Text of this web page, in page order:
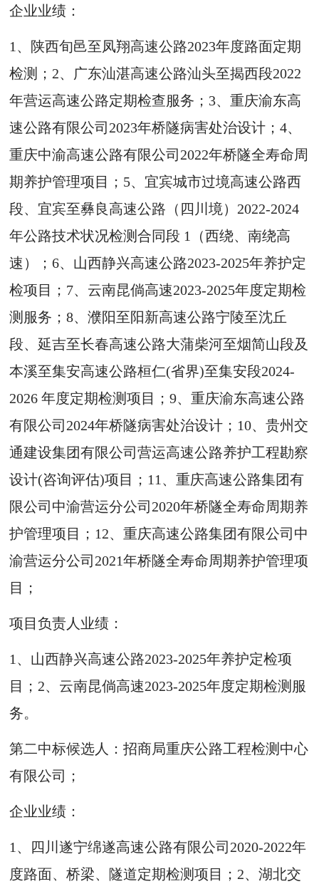
企业业绩：
1、陕西旬邑至凤翔高速公路2023年度路面定期
检测；2、广东汕湛高速公路汕头至揭西段2022
年营运高速公路定期检查服务；3、重庆渝东高
速公路有限公司2023年桥隧病害处治设计；4、
重庆中渝高速公路有限公司2022年桥隧全寿命周
期养护管理项目；5、宜宾城市过境高速公路西
段、宜宾至彝良高速公路（四川境）2022-2024
年公路技术状况检测合同段 1（西绕、南绕高
速）；6、山西静兴高速公路2023-2025年养护定
检项目；7、云南昆倘高速2023-2025年度定期检
测服务；8、濮阳至阳新高速公路宁陵至沈丘
段、延吉至长春高速公路大蒲柴河至烟简山段及
本溪至集安高速公路桓仁(省界)至集安段2024-
2026 年度定期检测项目；9、重庆渝东高速公路
有限公司2024年桥隧病害处治设计；10、贵州交
通建设集团有限公司营运高速公路养护工程勘察
设计(咨询评估)项目；11、重庆高速公路集团有
限公司中渝营运分公司2020年桥隧全寿命周期养
护管理项目；12、重庆高速公路集团有限公司中
渝营运分公司2021年桥隧全寿命周期养护管理项
目；
项目负责人业绩：
1、山西静兴高速公路2023-2025年养护定检项
目；2、云南昆倘高速2023-2025年度定期检测服
务。
第二中标候选人：招商局重庆公路工程检测中心
有限公司；
企业业绩：
1、四川遂宁绵遂高速公路有限公司2020-2022年
度路面、桥梁、隧道定期检测项目；2、湖北交